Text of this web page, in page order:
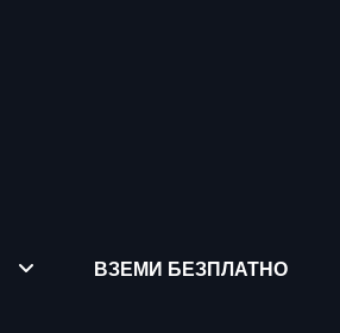
ВЗЕМИ БЕЗПЛАТНО